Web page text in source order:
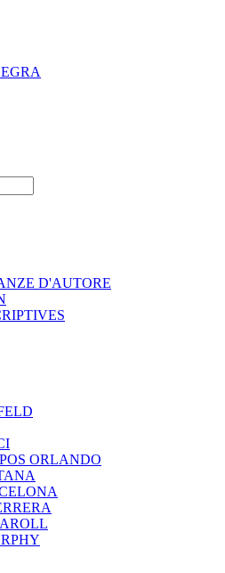
D'AUTORE
ORLANDO